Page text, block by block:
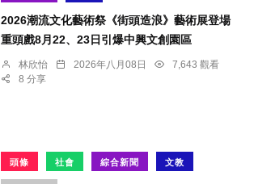
2026潮流文化藝術祭《街頭造浪》藝術展登場
重頭戲8月22、23日引爆中興文創園區
林欣怡 2026年八月08日
7,643 觀看
8 分享
頭條 社會 綜合新聞 文教